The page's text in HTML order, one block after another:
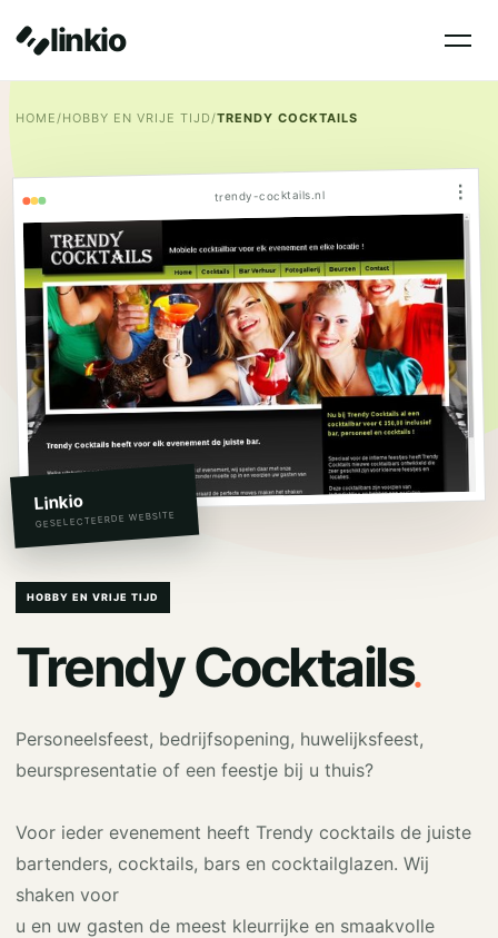
linkio
HOME/HOBBY EN VRIJE TIJD/TRENDY COCKTAILS
trendy-cocktails.nl ⋮
Linkio
GESELECTEERDE WEBSITE
HOBBY EN VRIJE TIJD
Trendy Cocktails.
Personeelsfeest, bedrijfsopening, huwelijksfeest,
beurspresentatie of een feestje bij u thuis?
Voor ieder evenement heeft Trendy cocktails de juiste
bartenders, cocktails, bars en cocktailglazen. Wij
shaken voor
u en uw gasten de meest kleurrijke en smaakvolle